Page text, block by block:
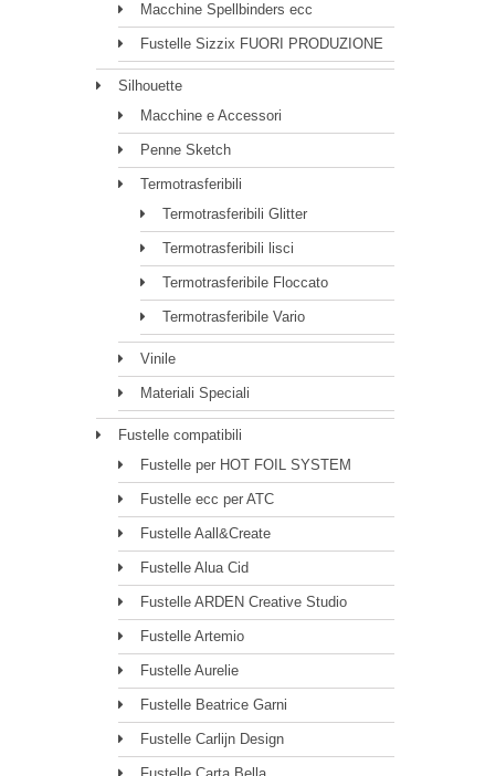
Macchine Spellbinders ecc
Fustelle Sizzix FUORI PRODUZIONE
Silhouette
Macchine e Accessori
Penne Sketch
Termotrasferibili
Termotrasferibili Glitter
Termotrasferibili lisci
Termotrasferibile Floccato
Termotrasferibile Vario
Vinile
Materiali Speciali
Fustelle compatibili
Fustelle per HOT FOIL SYSTEM
Fustelle ecc per ATC
Fustelle Aall&Create
Fustelle Alua Cid
Fustelle ARDEN Creative Studio
Fustelle Artemio
Fustelle Aurelie
Fustelle Beatrice Garni
Fustelle Carlijn Design